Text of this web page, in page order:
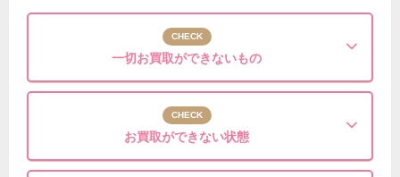
CHECK
一切お買取ができないもの
CHECK
お買取ができない状態